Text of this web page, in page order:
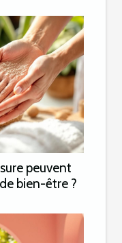
peuvent
bien-être ?